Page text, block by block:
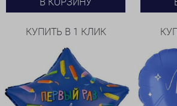
КУПИТЬ В 1 КЛИК